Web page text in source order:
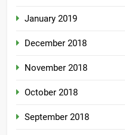
January 2019
December 2018
November 2018
October 2018
September 2018